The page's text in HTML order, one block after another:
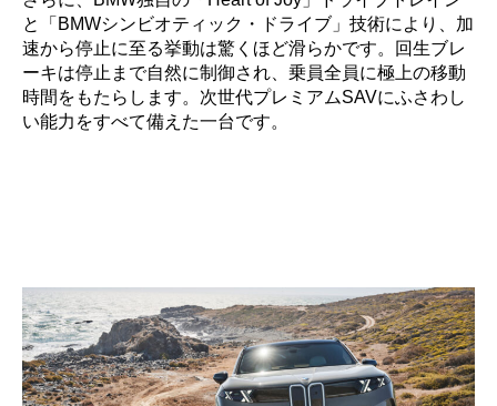
と「BMWシンビオティック・ドライブ」技術により、加
速から停止に至る挙動は驚くほど滑らかです。回生ブレ
ーキは停止まで自然に制御され、乗員全員に極上の移動
時間をもたらします。次世代プレミアムSAVにふさわし
い能力をすべて備えた一台です。